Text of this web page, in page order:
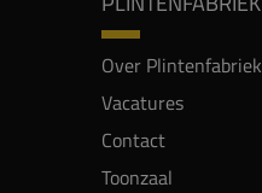
Over Plintenfabriek
Vacatures
Contact
Toonzaal